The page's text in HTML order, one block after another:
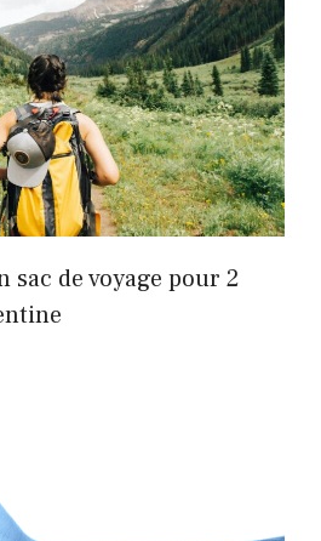
sac de voyage pour 2